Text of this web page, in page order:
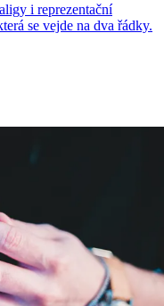
i reprezentační
se vejde na dva řádky.